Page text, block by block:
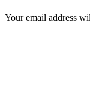
Your email address